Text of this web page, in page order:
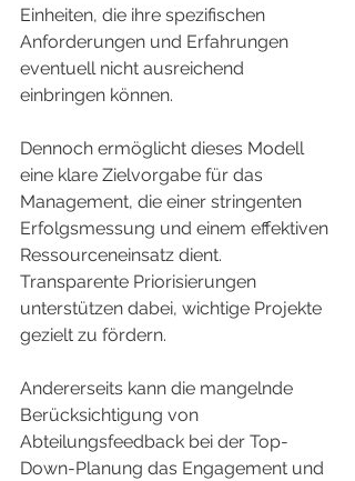
Einheiten, die ihre spezifischen
Anforderungen und Erfahrungen
eventuell nicht ausreichend
einbringen können.
Dennoch ermöglicht dieses Modell
eine klare Zielvorgabe für das
Management, die einer stringenten
Erfolgsmessung und einem effektiven
Ressourceneinsatz dient.
Transparente Priorisierungen
unterstützen dabei, wichtige Projekte
gezielt zu fördern.
Andererseits kann die mangelnde
Berücksichtigung von
Abteilungsfeedback bei der Top-
Down-Planung das Engagement und